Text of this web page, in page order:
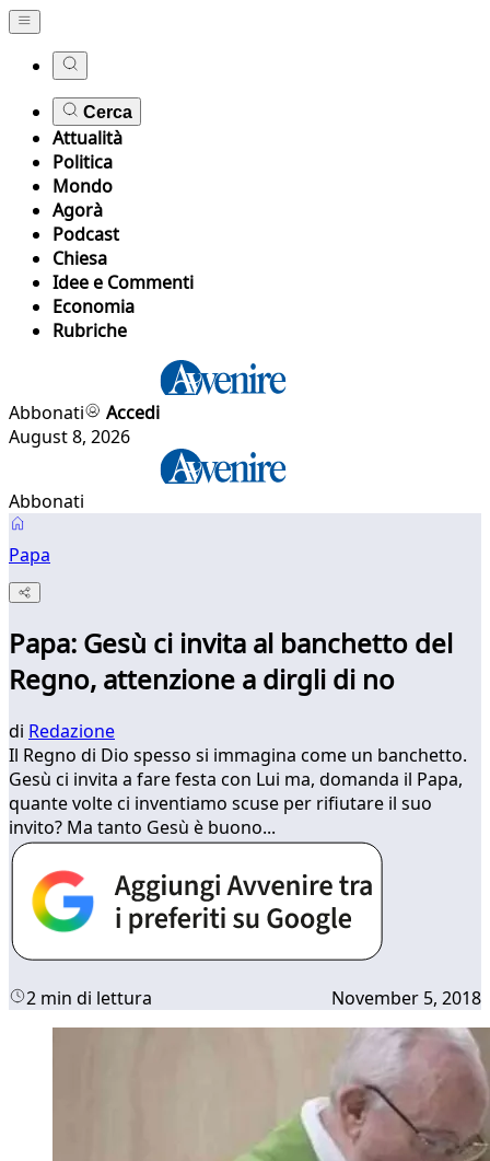
Cerca
Attualità
Politica
Mondo
Agorà
Podcast
Chiesa
Idee e Commenti
Economia
Rubriche
Abbonati
Accedi
August 8, 2026
Abbonati
Papa
Papa: Gesù ci invita al banchetto del
Regno, attenzione a dirgli di no
di Redazione
Il Regno di Dio spesso si immagina come un banchetto.
Gesù ci invita a fare festa con Lui ma, domanda il Papa,
quante volte ci inventiamo scuse per rifiutare il suo
invito? Ma tanto Gesù è buono...
2 min di lettura November 5, 2018